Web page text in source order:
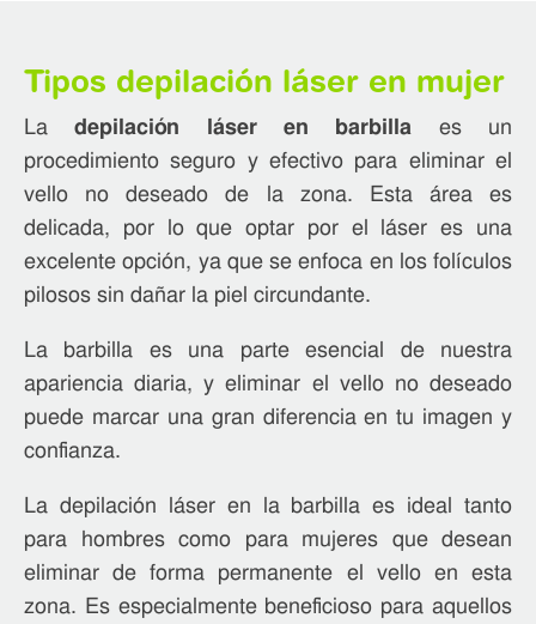
He leído y acepto la política de privacidad
Acepto recibir comunicaciones comerciales
relacionadas con la entidad NO MÁS VELLO, S.L. a través
teléfono.
Tipos depilación láser en mujer
Ladepilación láser en barbilla es un
procedimiento seguro y efectivo para eliminar el
vello no deseado de la zona. Esta área es
delicada, por lo que optar por el láser es una
excelente opción, ya que se enfoca en los folículos
pilosos sin dañar la piel circundante.
La barbilla es una parte esencial de nuestra
apariencia diaria, y eliminar el vello no deseado
puede marcar una gran diferencia en tu imagen y
confianza.
La depilación láser en la barbilla es ideal tanto
para hombres como para mujeres que desean
eliminar de forma permanente el vello en esta
zona. Es especialmente beneficioso para aquellos